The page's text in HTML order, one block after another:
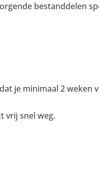
bestanddelen
je minimaal 2 weken
vrij snel weg.